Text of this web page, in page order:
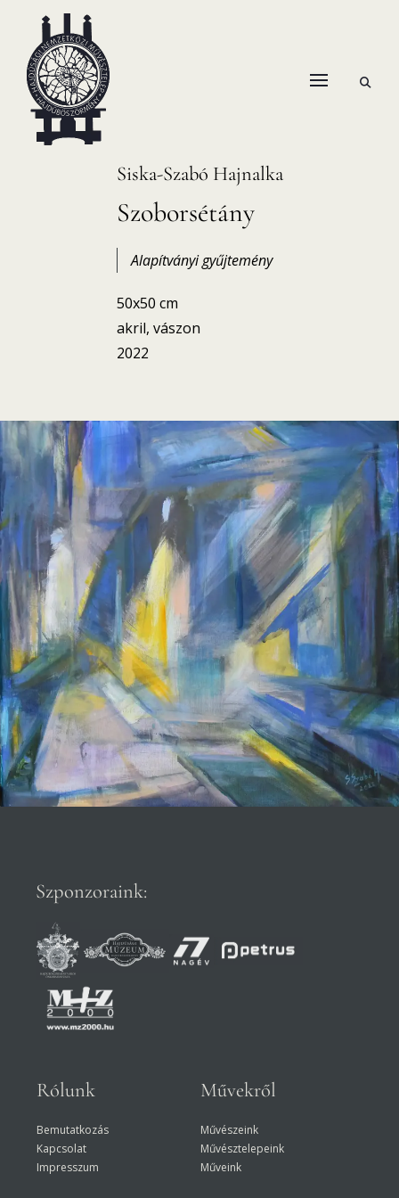
content
HANEMA – Hajdúsági Nemzetközi Művésztelep
open
Siska-Szabó Hajnalka
Szoborsétány
Alapítványi gyűjtemény
50x50 cm
akril, vászon
2022
Szponzoraink:
Rólunk
Bemutatkozás
Kapcsolat
Impresszum
Művekről
Művészeink
Művésztelepeink
Műveink